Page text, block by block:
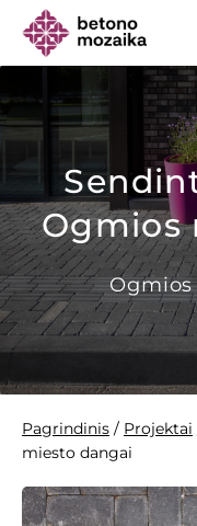
Ogmios
Pagrindinis / Projektai
miesto dangai